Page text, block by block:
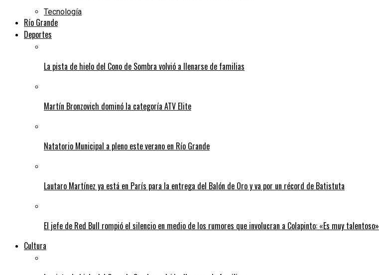
Tecnología
Río Grande
Deportes
La pista de hielo del Cono de Sombra volvió a llenarse de familias
Martín Bronzovich dominó la categoría ATV Elite
Natatorio Municipal a pleno este verano en Río Grande
Lautaro Martínez ya está en París para la entrega del Balón de Oro y va por un récord de Batistuta
El jefe de Red Bull rompió el silencio en medio de los rumores que involucran a Colapinto: «Es muy talentoso»
Cultura